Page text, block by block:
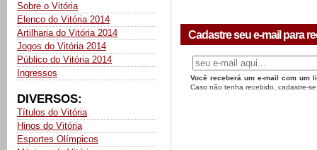
Sobre o Vitória
Elenco do Vitória 2014
Artilharia do Vitória 2014
Jogos do Vitória 2014
Público do Vitória 2014
Ingressos
DIVERSOS:
Títulos do Vitória
Hinos do Vitória
Esportes Olímpicos
Cadastre seu e-mail para
Você receberá um e-mail com um
Caso não tenha recebido, cadastre-